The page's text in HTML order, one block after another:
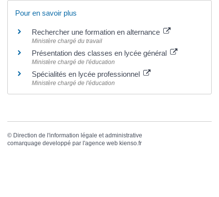
Pour en savoir plus
Rechercher une formation en alternance
Ministère chargé du travail
Présentation des classes en lycée général
Ministère chargé de l'éducation
Spécialités en lycée professionnel
Ministère chargé de l'éducation
© Direction de l'information légale et administrative
comarquage developpé par l'agence web kienso.fr